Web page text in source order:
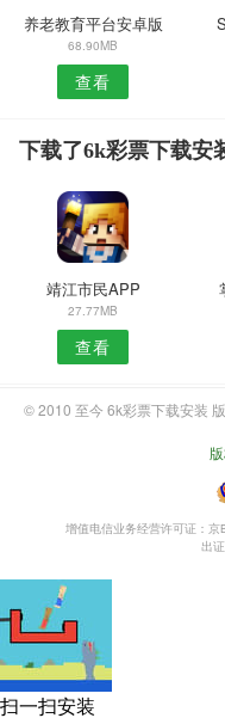
养老教育平台安卓版
68.90MB
查看
下载了6k彩票下载安
靖江市民APP
27.77MB
查看
© 2010 至今 6k彩票下载安装
增值电信业务经营许可证：京
出
扫一扫安装